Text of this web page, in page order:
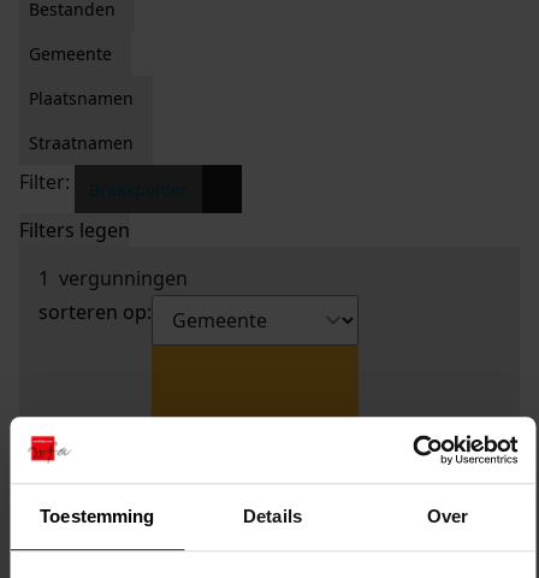
Toestemming Details Over
Bestanden
Gemeente
Plaatsnamen
Straatnamen
Filter:
Filters legen
1 vergunningen
sorteren op: